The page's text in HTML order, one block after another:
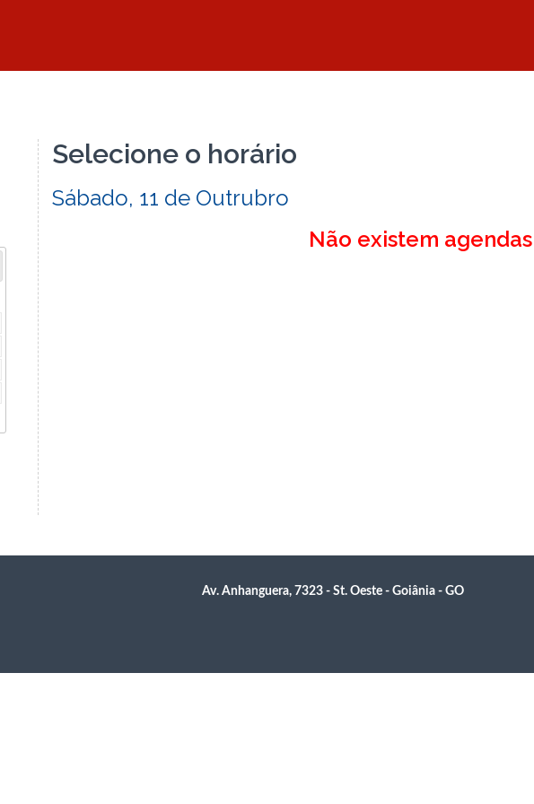
Selecione o horário
Sábado, 11 de Outrubro
Não existem
Av. Anhanguera, 7323 - St. Oeste - Goiânia - GO